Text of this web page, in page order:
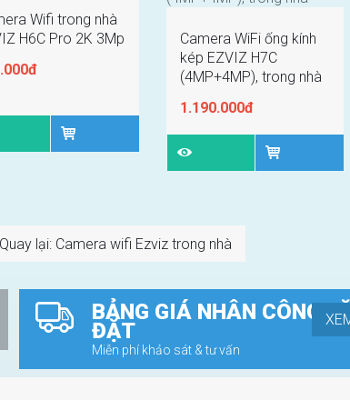
Wifi trong nhà
H6C Pro 2K 3Mp
Camera WiFi ống kính
kép EZVIZ H7C
(4MP+4MP), trong nhà
1.190.000đ
Quay lại: Camera wifi Ezviz trong nhà
BẢNG GIÁ NHÂN CÔNG
ĐẶT
Miễn phí khảo sát & tư vấn